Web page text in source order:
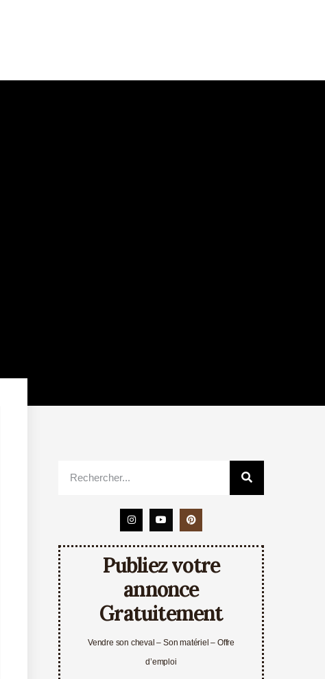
Publiez votre
annonce
Gratuitement
Vendre son cheval – Son matériel – Offre
d’emploi